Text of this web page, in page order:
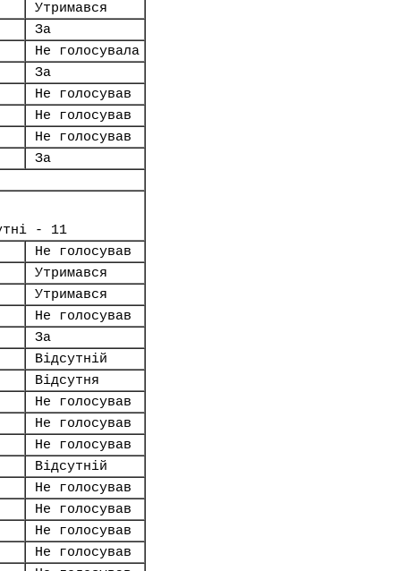
Утримався
За
Не голосувала
За
Не голосував
Не голосував
Не голосував
За
- 11
Не голосував
Утримався
Утримався
Не голосував
За
Відсутній
Відсутня
Не голосував
Не голосував
Не голосував
Відсутній
Не голосував
Не голосував
Не голосував
Не голосував